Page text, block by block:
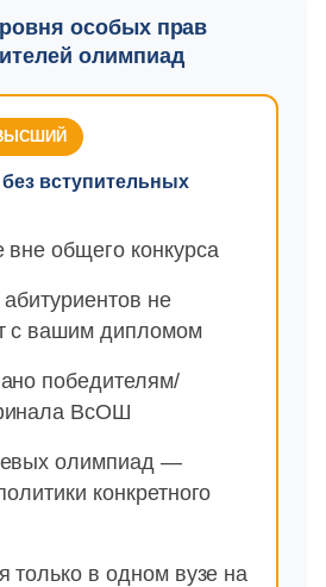
особых прав
олимпиад
вступительных
вне общего конкурса
не
с вашим дипломом
победителям/
ВсОШ
олимпиад —
конкретного
только в одном вузе на